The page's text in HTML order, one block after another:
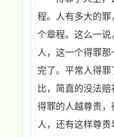
程。人有多大的
个章程。这么一
人，这一个得罪
完了。平常人得
比，简直的没法
得罪的人越尊贵
人，还有这样尊